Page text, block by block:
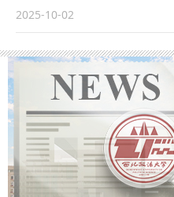
中央政治局第二十二次集体
授汇报了马克思主义宗教学
宗教工作的重要性、当前宗
务、加强宗教工作队伍建设
进行发言。中心研究员、
习内容进行交流发言。 （供
法学院） 撰稿：彭瑞花 审核
流，不断拓展合作领域、合作
体系构建、检察课题研究、
等方面开展了卓有成效的合
指导下，我校成立的“涉外刑
心”各项工作稳步推进，已在
法协助、多语种法律数据库
步，将高质量推进涉外检察
源，推动学校专家学者与检察
化研究协作机制，围绕涉外
https://qidian.sxtvs.com/
陕西省十四届人大常委会第
社会科学发展促进条例》（
9月底正式公布。 日前，西北
琦，陕西省哲学社会科学研
克思主义学部部长袁祖社接
读。 问：根据《条例》，哲
神、照金精神、西迁精神等伟
化、黄河文化、长城文化、
2025-10-02